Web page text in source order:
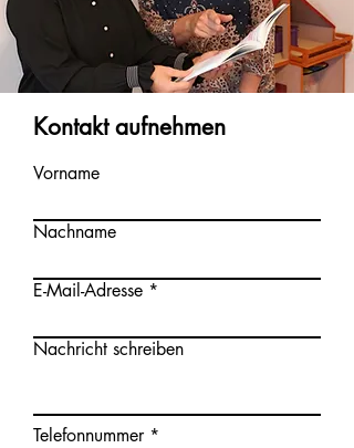
Kontakt aufnehmen
Vorname
Nachname
E-Mail-Adresse
Nachricht schreiben
Telefonnummer